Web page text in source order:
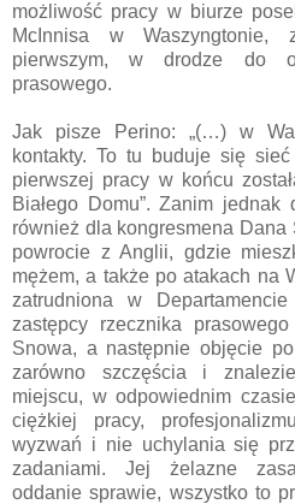
możliwość pracy w biurze
McInnisa w Waszyngtonie,
pierwszym, w drodze do
prasowego.
Jak pisze Perino: „(…) w
kontakty. To tu buduje się
pierwszej pracy w końcu
Białego Domu”. Zanim jednak
również dla kongresmena
powrocie z Anglii, gdzie
mężem, a także po atakach na
zatrudniona w
zastępcy rzecznika
Snowa, a następnie objęcie
zarówno szczęścia i
miejscu, w odpowiednim
ciężkiej pracy,
wyzwań i nie uchylania się
zadaniami. Jej żelazne
oddanie sprawie, wszystko to